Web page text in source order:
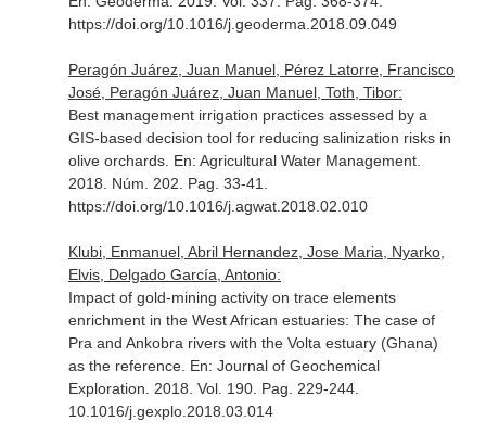
https://doi.org/10.1016/j.geoderma.2018.09.049
Peragón Juárez, Juan Manuel, Pérez Latorre, Francisco
José, Peragón Juárez, Juan Manuel, Toth, Tibor:
Best management irrigation practices assessed by a
GIS-based decision tool for reducing salinization risks in
olive orchards. En: Agricultural Water Management.
2018. Núm. 202. Pag. 33-41.
https://doi.org/10.1016/j.agwat.2018.02.010
Klubi, Enmanuel, Abril Hernandez, Jose Maria, Nyarko,
Elvis, Delgado García, Antonio:
Impact of gold-mining activity on trace elements
enrichment in the West African estuaries: The case of
Pra and Ankobra rivers with the Volta estuary (Ghana)
as the reference. En: Journal of Geochemical
Exploration . 2018. Vol. 190. Pag. 229-244.
10.1016/j.gexplo.2018.03.014